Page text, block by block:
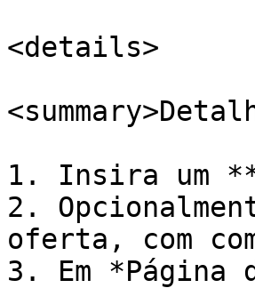
<details>
1. Insira um
2.
oferta, com
3. Em